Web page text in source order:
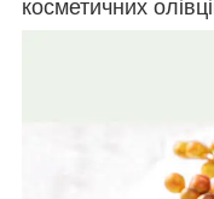
косметичних